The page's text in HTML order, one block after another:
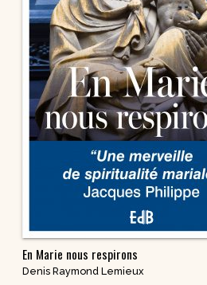
En Marie nous respirons
Denis Raymond Lemieux